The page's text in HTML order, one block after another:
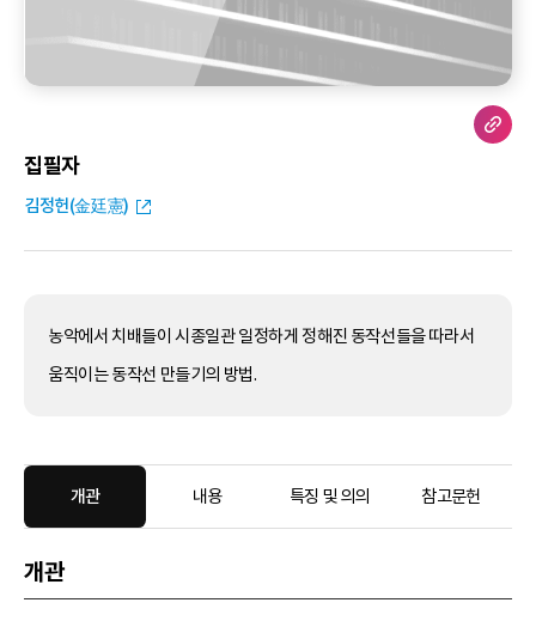
집필자
김정헌(金廷憲)
농악에서 치배들이 시종일관 일정하게 정해진 동작선들을 따라서
움직이는 동작선 만들기의 방법.
개관 내용 특징 및 의의 참고문헌
개관